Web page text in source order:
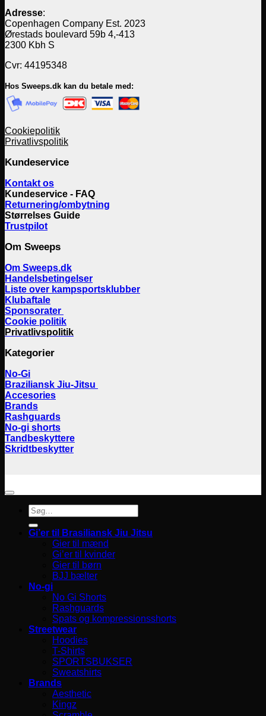
Adresse:
Copenhagen Company Est. 2023
Ørestads boulevard 59b 4,-413
2300 Kbh S
Cvr: 44195348
Hos Sweeps.dk kan du betale med:
Cookiepolitik
Privatlivspolitik
Kundeservice
Kontakt os
Kundeservice - FAQ
Returnering/ombytning
Størrelses Guide
Trustpilot
Om Sweeps
Om Sweeps.dk
Handelsbetingelser
Liste over kampsportsklubber
Klubaftale
Sponsorater
Cookie politik
Privatlivspolitik
Kategorier
No-Gi
Braziliansk Jiu-Jitsu
Accesories
Brands
Rashguards
No-gi shorts
Tandbeskyttere
Skridtbeskytter
Søg
efter:
Gi’er til Brasiliansk Jiu Jitsu
Gier til mænd
Gi’er til kvinder
Gier til børn
BJJ bælter
No-gi
No Gi Shorts
Rashguards
Spats og kompressionsshorts
Streetwear
Hoodies
T-Shirts
SPORTSBUKSER
Sweatshirts
Brands
Aesthetic
Kingz